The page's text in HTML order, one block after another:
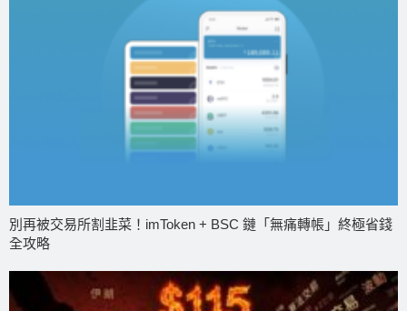
別再被交易所割韭菜！imToken + BSC 鏈「無痛轉帳」終極省錢
全攻略